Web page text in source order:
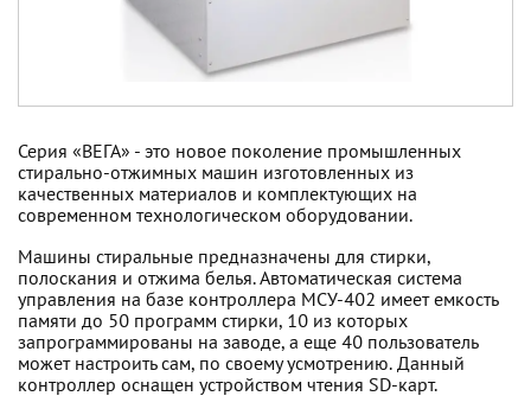
Серия «ВЕГА» - это новое поколение промышленных
стирально-отжимных машин изготовленных из
качественных материалов и комплектующих на
современном технологическом оборудовании.
Машины стиральные предназначены для стирки,
полоскания и отжима белья. Автоматическая система
управления на базе контроллера МСУ-402 имеет емкость
памяти до 50 программ стирки, 10 из которых
запрограммированы на заводе, а еще 40 пользователь
может настроить сам, по своему усмотрению. Данный
контроллер оснащен устройством чтения SD-карт.